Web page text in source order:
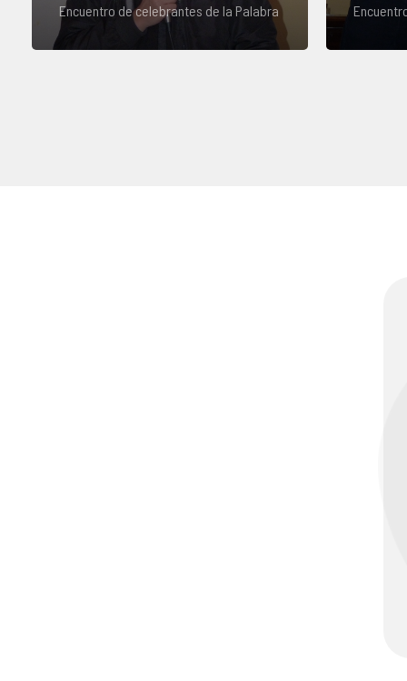
Encuentro de celebrantes de la Palabra